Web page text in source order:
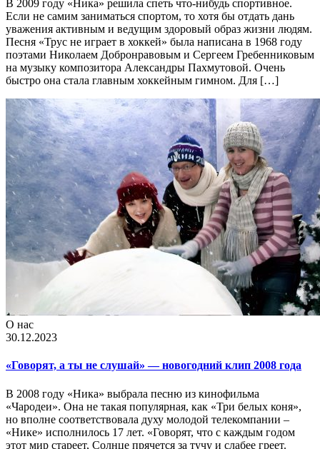
В 2009 году «Ника» решила спеть что-нибудь спортивное.
Если не самим заниматься спортом, то хотя бы отдать дань
уважения активным и ведущим здоровый образ жизни людям.
Песня «Трус не играет в хоккей» была написана в 1968 году
поэтами Николаем Добронравовым и Сергеем Гребенниковым
на музыку композитора Александры Пахмутовой. Очень
быстро она стала главным хоккейным гимном. Для […]
О нас
30.12.2023
«Говорят, а ты не слушай» — новогодний клип 2008 года
В 2008 году «Ника» выбрала песню из кинофильма
«Чародеи». Она не такая популярная, как «Три белых коня»,
но вполне соответствовала духу молодой телекомпании –
«Нике» исполнилось 17 лет. «Говорят, что с каждым годом
этот мир стареет, Солнце прячется за тучу и слабее греет.